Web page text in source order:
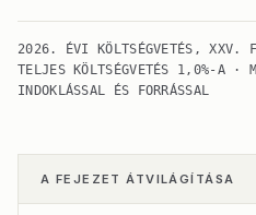
2026. ÉVI KÖLTSÉGVETÉS, XXV.
TELJES KÖLTSÉGVETÉS 1,0%-A ·
INDOKLÁSSAL ÉS FORRÁSSAL
A FEJEZET ÁTVILÁGÍTÁSA